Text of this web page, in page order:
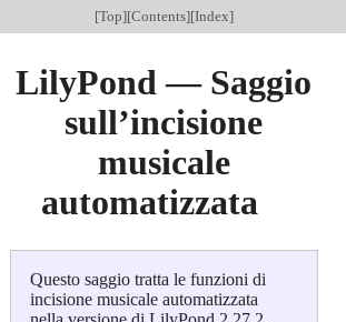
[Top][Contents][Index]
LilyPond — Saggio
sull’incisione
musicale
automatizzata
Questo saggio tratta le funzioni di
incisione musicale automatizzata